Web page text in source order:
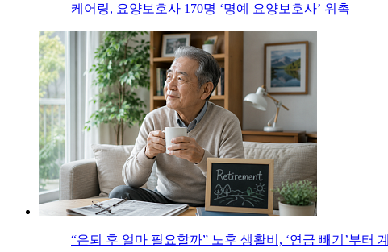
케어링, 요양보호사 170명 ‘명예 요양보호사’ 위촉
“은퇴 후 얼마 필요할까” 노후 생활비, ‘연금 빼기’부터